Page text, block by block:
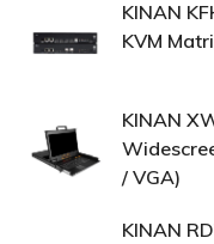
KINAN
KVM
KINAN
/ VGA)
KINAN